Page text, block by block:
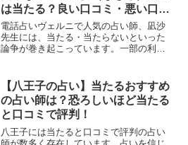
検証していきます。
は当たる？良い口コミ・悪い口コ
ミ
電話占いヴェルニで人気の占い師、凪沙
先生には、当たる・当たらないといった
論争が巻き起こっています。一部の利用
かれます。本記事では、凪沙先生の魅力
や鑑定の特徴、利用者から寄せられた良
い口コミと悪い口コミについて分析しま
す。
【八王子の占い】当たるおすすめ
の占い師は？恐ろしいほど当たる
と口コミで評判！
八王子には当たると口コミで評判の占い